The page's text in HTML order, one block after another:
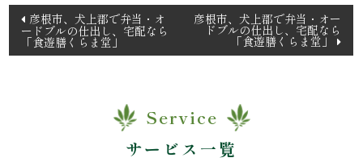
ブ
投
稿
ナ
彦根市、犬上郡で弁当・オ
ードブルの仕出し、宅配なら
「食遊膳くらま堂」
彦根市、犬上郡で弁当・オー
ドブルの仕出し、宅配なら
「食遊膳くらま堂」
Service
サービス一覧